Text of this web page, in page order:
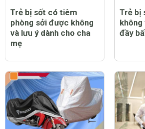
Trẻ bị sốt có tiêm
phòng sởi được không
và lưu ý dành cho cha
mẹ
Trẻ bị
không
đầy